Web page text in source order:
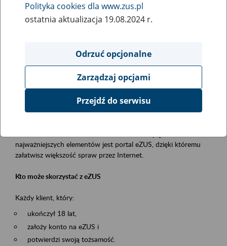
Rodzaj wydarzenia
Szkolenia
obsługa klientów
Event description
Platforma Usług Elektronicznych ZUS eZUS
najważniejszych elementów jest portal eZUS, dzięki któremu
załatwisz większość spraw przez Internet.
Kto może skorzystać z eZUS
Każdy klient, który:
ukończył 18 lat,
założy konto na eZUS i
potwierdzi swoją tożsamość.
Polityka cookies dla www.zus.pl
ostatnia aktualizacja 19.08.2024 r.
Odrzuć opcjonalne
Zarządzaj opcjami
Przejdź do serwisu